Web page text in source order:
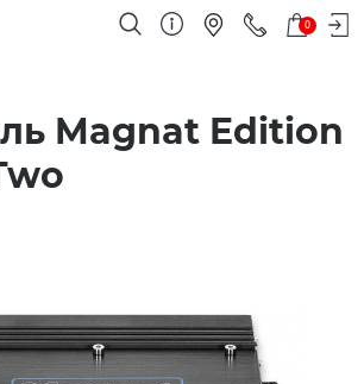
0
Magnat Edition